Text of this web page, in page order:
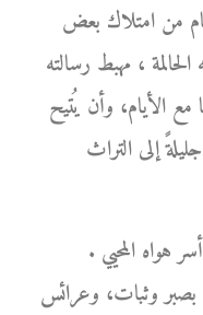
من امتلاك بعض
، مهبط رسالته
الأيام، وأن يُتيح
إلى التراث
هواه المحيي .
بصبر وثبات، وعرائس